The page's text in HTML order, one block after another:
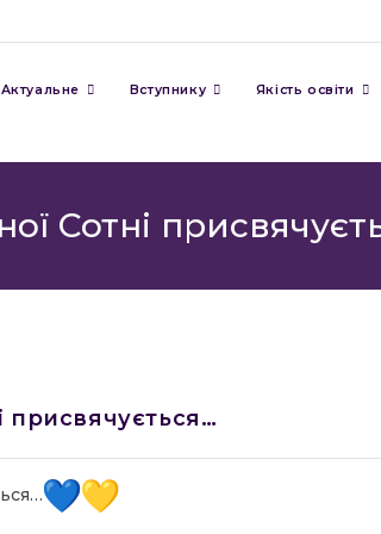
Актуальне Вступнику Якість освіти
Сотні
присвячується…